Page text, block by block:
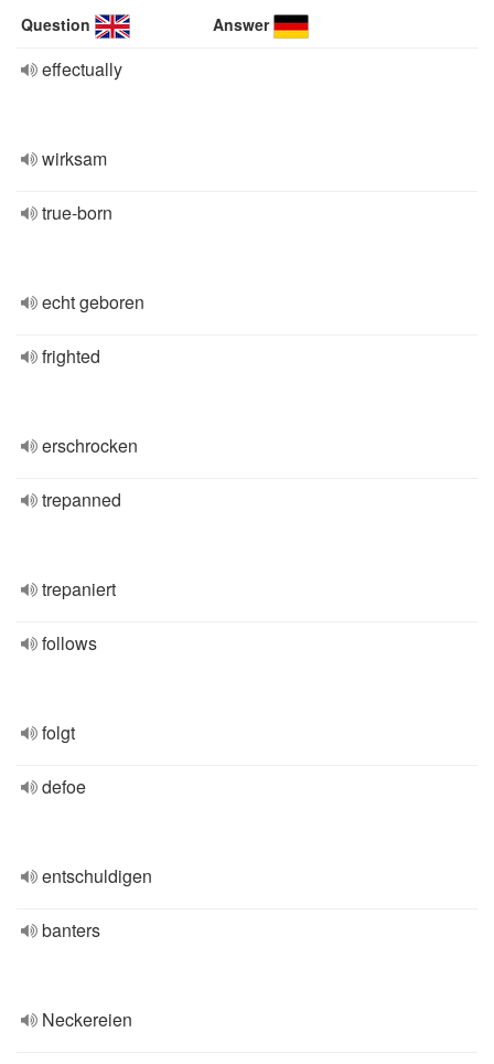
Question Answer
effectually
wirksam
true-born
echt geboren
frighted
erschrocken
trepanned
trepaniert
follows
folgt
defoe
entschuldigen
banters
Neckereien